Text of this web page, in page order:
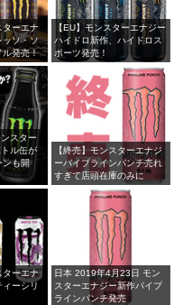
ターエナ
ッソ・ソ
ル発売！
【EU】モンスターエナジー
ハイドロ新作、ハイドロス
ポーツ発売！
スター
ル缶が
ンも開
【終売】モンスターエナジ
ーパイプラインパンチ売れ
すぎて店頭在庫のみに
ターエナ
ーシリ
日本 2019年4月23日 モン
スターエナジー新作パイプ
ラインパンチ発売